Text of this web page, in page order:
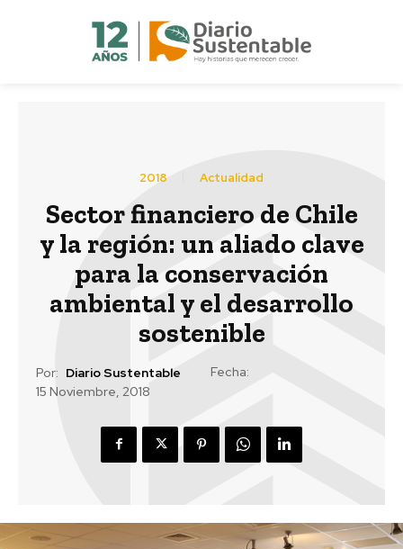
2018 Actualidad
Sector financiero de Chile
y la región: un aliado clave
para la conservación
ambiental y el desarrollo
sostenible
Por: Diario Sustentable
Fecha:
15 Noviembre, 2018